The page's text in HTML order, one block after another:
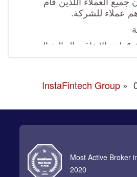
InstaFintech Group »
Most Active Broker
2020